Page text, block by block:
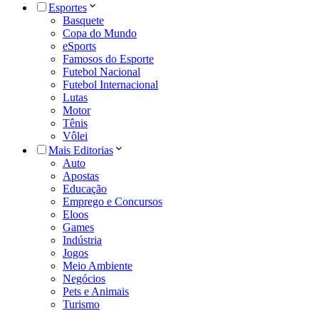
Esportes
Basquete
Copa do Mundo
eSports
Famosos do Esporte
Futebol Nacional
Futebol Internacional
Lutas
Motor
Tênis
Vôlei
Mais Editorias
Auto
Apostas
Educação
Emprego e Concursos
Eloos
Games
Indústria
Jogos
Meio Ambiente
Negócios
Pets e Animais
Turismo